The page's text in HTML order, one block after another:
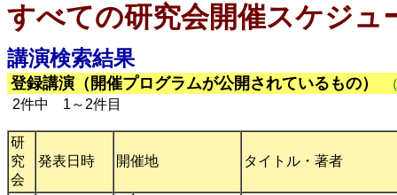
すべての研究会開催スケジュ
講演検索結果
登録講演（開催プログラムが公開されているもの）
2件中 1～2件目
研
究
会
発表日時 開催地 タイトル・著者